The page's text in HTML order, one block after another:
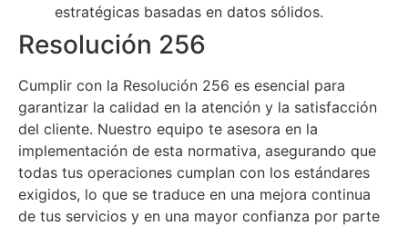
estratégicas basadas en datos sólidos.
Resolución 256
Cumplir con la Resolución 256 es esencial para
garantizar la calidad en la atención y la satisfacción
del cliente. Nuestro equipo te asesora en la
implementación de esta normativa, asegurando que
todas tus operaciones cumplan con los estándares
exigidos, lo que se traduce en una mejora continua
de tus servicios y en una mayor confianza por parte